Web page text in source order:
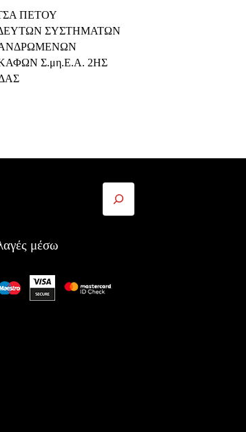
ΠΕΤΟΥ
ΣΥΣΤΗΜΑΤΩΝ
Σ.μη.Ε.Α. 2ΗΣ
μέσω